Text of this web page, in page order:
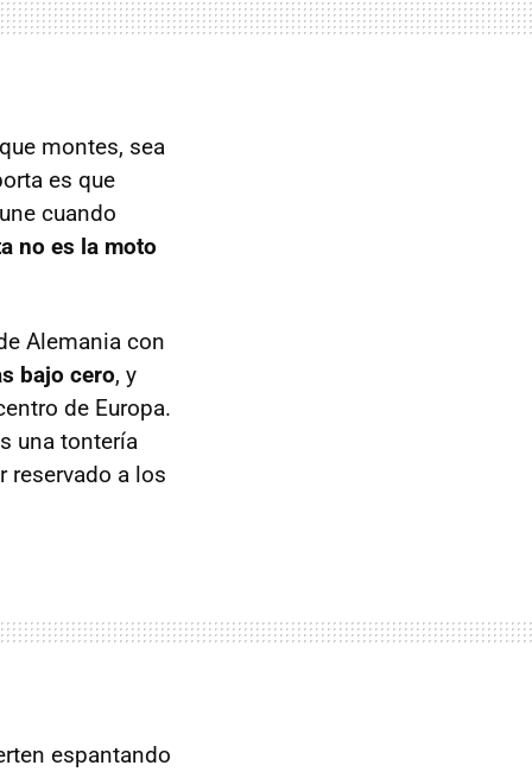
montes, sea
es que
cuando
no es la moto
Alemania con
bajo cero, y
de Europa.
una tontería
reservado a los
espantando